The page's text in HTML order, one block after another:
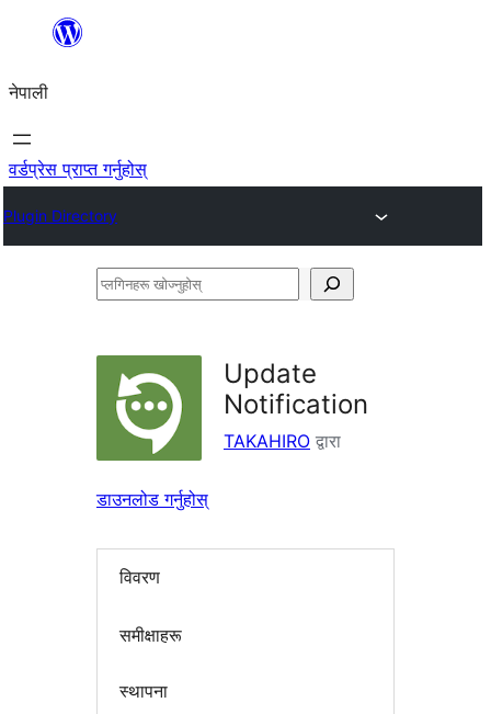
सामग्रीमा
नेपाली
वर्डप्रेस प्राप्त गर्नुहोस्
Plugin Directory
प्लगिनहरू
Update
Notification
TAKAHIRO द्वारा
डाउनलोड गर्नुहोस्
विवरण
समीक्षाहरू
स्थापना